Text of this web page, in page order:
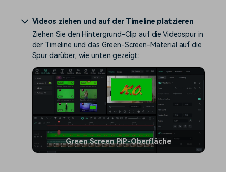
Videos ziehen und auf der Timeline platzieren
Ziehen Sie den Hintergrund-Clip auf die Videospur in
der Timeline und das Green-Screen-Material auf die
Spur darüber, wie unten gezeigt:
Green Screen PiP-Oberfläche